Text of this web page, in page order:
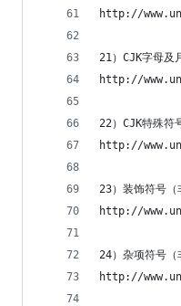
http://
21）CJK字母及
http://
22）CJK特殊符
http://
23）装饰符号
http://
24）杂项符号
http://